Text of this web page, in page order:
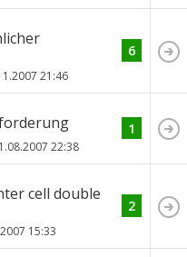
21:46
6
22:38
1
cell double
15:33
2